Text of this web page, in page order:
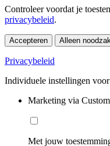
Controleer voordat je
privacybeleid.
Accepteren Alleen
Privacybeleid
Individuele instellingen
Marketing via
Met jouw